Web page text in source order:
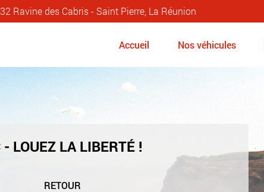
Ravine des Cabris - Saint Pierre, La Réunion
Accueil Nos véhicules
LOUEZ LA LIBERTÉ !
RETOUR